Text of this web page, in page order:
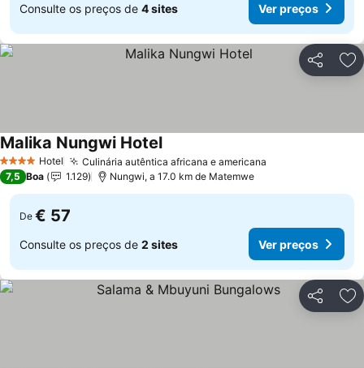
Consulte os preços de 4 sites Ver preços
Partilhar
4 EstrelasHotel Culinária autêntica africana e americana
Malika Nungwi HotelVer preços
7,5 Boa 1.129 Nungwi, a 17.0 km de Matemwe
De € 57
Consulte os preços de 2 sites Ver preços
Partilhar